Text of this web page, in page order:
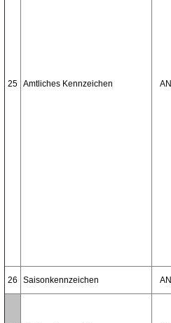
25 Amtliches Kennzeichen AN
26 Saisonkennzeichen AN